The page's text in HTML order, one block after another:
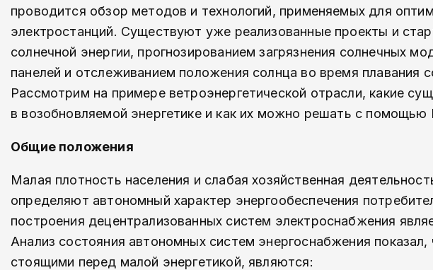
проводится обзор методов и технологий, применяемых для
электростанций. Существуют уже реализованные проекты и
солнечной энергии, прогнозированием загрязнения солнечных
панелей и отслеживанием положения солнца во время плавания
Рассмотрим на примере ветроэнергетической отрасли, какие
в возобновляемой энергетике и как их можно решать с помощью
Общие положения
Малая плотность населения и слабая хозяйственная
определяют автономный характер энергообеспечения
построения децентрализованных систем электроснабжения
Анализ состояния автономных систем энергоснабжения
стоящими перед малой энергетикой, являются: